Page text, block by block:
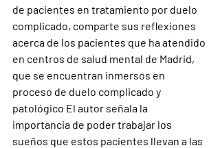
de pacientes en tratamiento por duelo
complicado, comparte sus reflexiones
acerca de los pacientes que ha atendido
en centros de salud mental de Madrid,
que se encuentran inmersos en
proceso de duelo complicado y
patológico El autor señala la
importancia de poder trabajar los
sueños que estos pacientes llevan a las